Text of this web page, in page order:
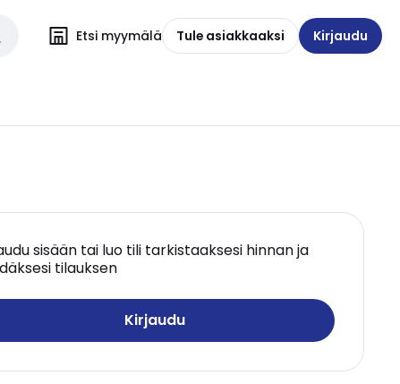
Etsi myymälä Tule asiakkaaksi Kirjaudu
sisään tai luo tili tarkistaaksesi hinnan ja
tilauksen
Kirjaudu